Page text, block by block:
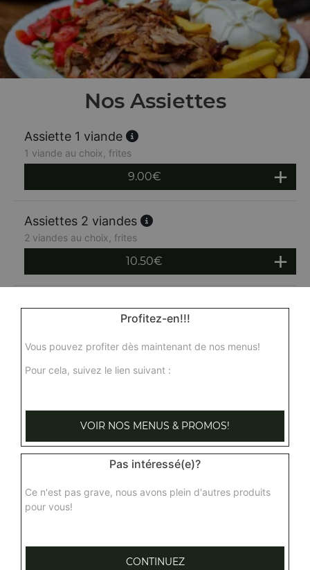
Nos Assiettes
Assiette 1 viande
1 viande au choix, frites
9.00€
Assiettes 2 viandes
2 viandes au choix, frites
10.50€
Assiette 3 viandes
3 viandes au choix, frites
12.00€
Profitez-en!!!
Vous pouvez profiter dès maintenant de nos menus!
Pour cela, suivez le lien suivant :
VOIR NOS MENUS & PROMOS!
Pas intéressé(e)?
Ce n'est pas grave, nous avons plein d'autres produits
pour vous!
CONTINUEZ